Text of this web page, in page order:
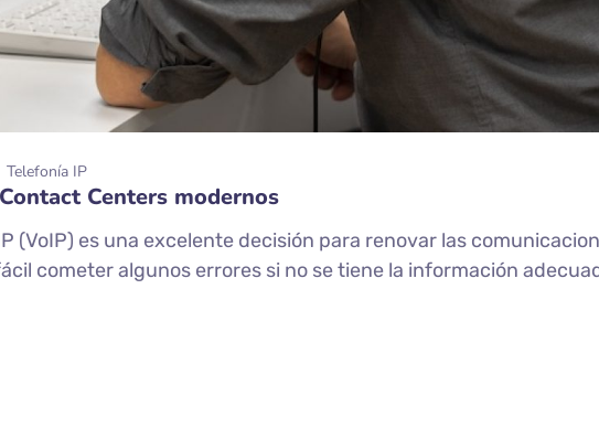
Telefonía IP
Centers modernos
(VoIP) es una excelente decisión para renovar las
cometer algunos errores si no se tiene la información